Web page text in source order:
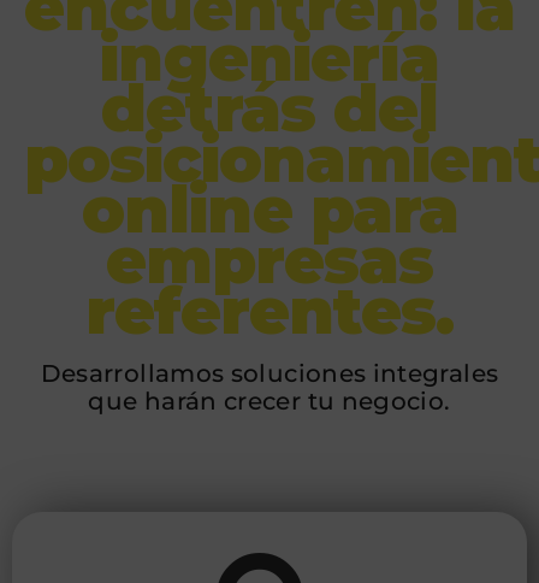
ingeniería
detrás del
online para
empresas
referentes.
Desarrollamos soluciones integrales
que harán crecer tu negocio.